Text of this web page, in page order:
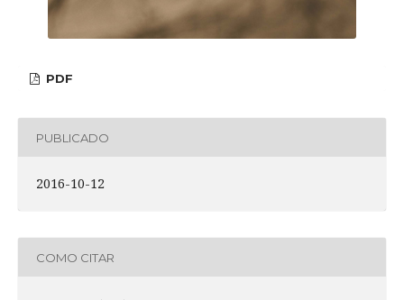
PDF
PUBLICADO
2016-10-12
COMO CITAR